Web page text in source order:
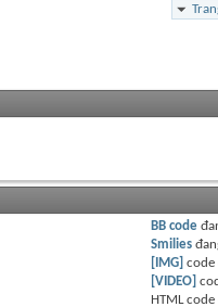
BB code
Smilies
[IMG] code
[VIDEO]
HTML